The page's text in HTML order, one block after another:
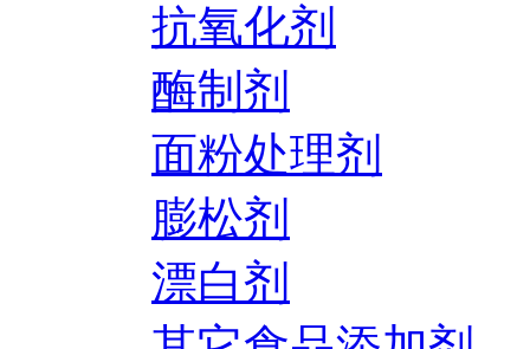
抗氧化剂
酶制剂
面粉处理剂
膨松剂
漂白剂